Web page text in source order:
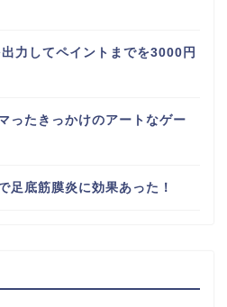
力してペイントまでを3000円
ったきっかけのアートなゲー
足底筋膜炎に効果あった！